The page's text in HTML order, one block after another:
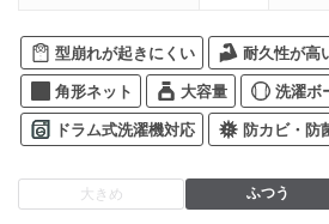
型崩れが起きにくい 耐久性が高
角形ネット 大容量 洗濯ボ
ドラム式洗濯機対応 防カビ・防
大きめ ふつう